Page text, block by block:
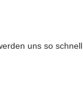
uns so